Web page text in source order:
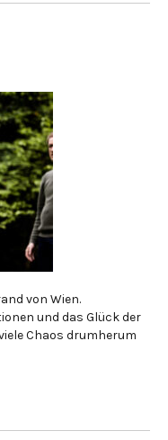
von Wien.
und das Glück der
Chaos drumherum